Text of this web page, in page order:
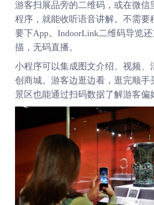
游客扫展品旁的二维码，或在微信
程序，就能收听语音讲解。不需要
要下App。IndoorLink二维码导览
描，无码直播。
小程序可以集成图文介绍、视频、
创商城。游客边逛边看，逛完顺手
景区也能通过扫码数据了解游客偏